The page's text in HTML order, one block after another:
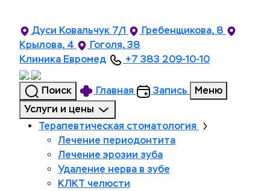
Дуси Ковальчук 7/1
Гребенщикова, 8
Крылова, 4
Гоголя, 38
Клиника Евромед
+7 383 209-10-10
Поиск Главная Запись
Меню
Услуги и цены
Терапевтическая стоматология
Лечение периодонтита
Лечение эрозии зуба
Удаление нерва в зубе
КЛКТ челюсти